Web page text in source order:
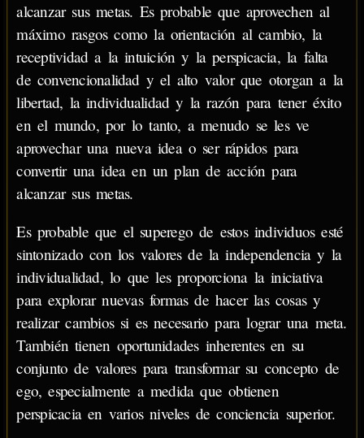
alcanzar sus metas. Es probable que aprovechen al
máximo rasgos como la orientación al cambio, la
receptividad a la intuición y la perspicacia, la falta
de convencionalidad y el alto valor que otorgan a la
libertad, la individualidad y la razón para tener éxito
en el mundo, por lo tanto, a menudo se les ve
aprovechar una nueva idea o ser rápidos para
convertir una idea en un plan de acción para
alcanzar sus metas.
Es probable que el superego de estos individuos esté
sintonizado con los valores de la independencia y la
individualidad, lo que les proporciona la iniciativa
para explorar nuevas formas de hacer las cosas y
realizar cambios si es necesario para lograr una meta.
También tienen oportunidades inherentes en su
conjunto de valores para transformar su concepto de
ego, especialmente a medida que obtienen
perspicacia en varios niveles de conciencia superior.